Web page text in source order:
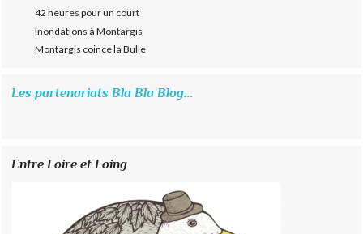
42 heures pour un court
Inondations à Montargis
Montargis coince la Bulle
Les partenariats Bla Bla Blog...
Entre Loire et Loing